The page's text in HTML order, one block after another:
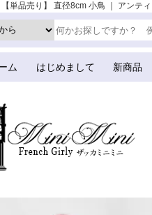
単品売り】 直径8cm 小鳥 ｜ アン
ム はじめまして 新商品